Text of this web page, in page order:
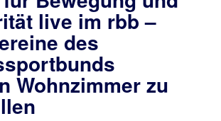
live im rbb –
des
Wohnzimmer zu